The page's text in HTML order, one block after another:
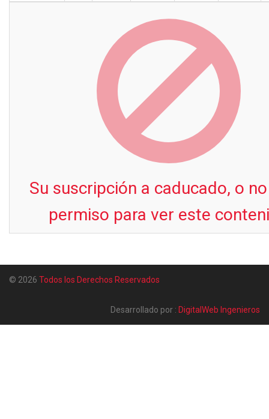
Su suscripción a caducado, o
permiso para ver este
© 2026 Todos los Derechos Reservados
Desarrollado por : DigitalWeb Ingenieros